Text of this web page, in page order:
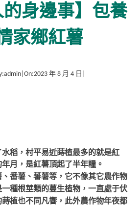
的身邊事】包養
家鄉紅薯
admin On:2023 年 8 月 4 日
稻，村平易近蒔植最多的就是紅
月，是紅薯頂起了半年糧。
番薯、蕃薯等，它不像其它農作物
種根莖類的蔓生植物，一直處于伏
植也不同凡響，此外農作物年夜都